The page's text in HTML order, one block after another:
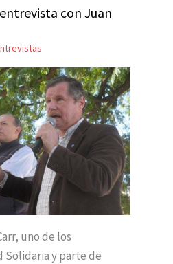
con Juan
uno de los
Solidaria y parte de